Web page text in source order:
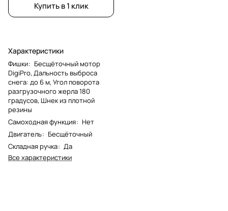
Купить в 1 клик
Характеристики
Фишки: Бесщёточный мотор
DigiPro, Дальность выброса
снега: до 6 м, Угол поворота
разгрузочного жерла 180
градусов, Шнек из плотной
резины
Самоходная функция: Нет
Двигатель: Бесщёточный
Складная ручка: Да
Все характеристики